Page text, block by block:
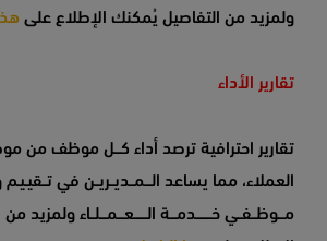
ولمزيد من التفاصيل يُمكنك الإطلاع على
تقارير الأداء
تقارير احترافية ترصد أداء كـــل موظف
العملاء، مما يساعد الـــمــديــريــن في تــقيـيـم
مـــوظــفــي خـــــــدمـــة الــــــعـــمـــلــاء